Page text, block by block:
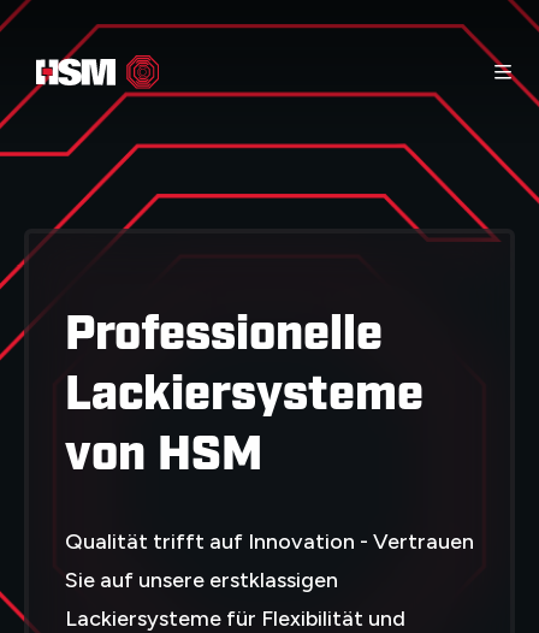
Professionelle
Lackiersysteme
von HSM
Qualität trifft auf Innovation - Vertrauen
Sie auf unsere erstklassigen
Lackiersysteme für Flexibilität und